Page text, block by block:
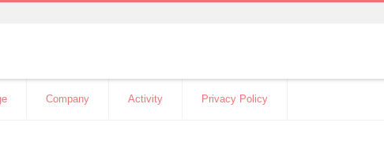
Company Activity Privacy Policy